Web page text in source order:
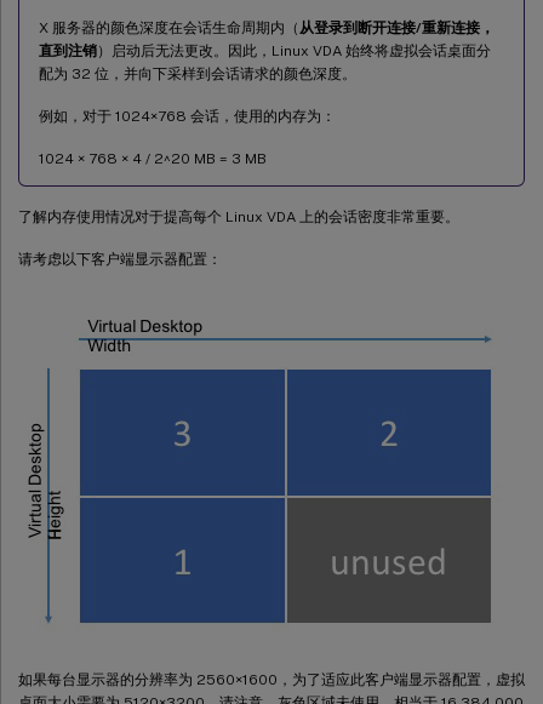
X 服务器的颜色深度在会话生命周期内（ 从登录到断开连接/重新连接，
直到注销）启动后无法更改。因此，Linux VDA 始终将虚拟会话桌面分
配为 32 位，并向下采样到会话请求的颜色深度。
例如，对于 1024×768 会话，使用的内存为：
1024 × 768 × 4 / 2^20 MB = 3 MB
了解内存使用情况对于提高每个 Linux VDA 上的会话密度非常重要。
请考虑以下客户端显示器配置：
如果每台显示器的分辨率为 2560×1600，为了适应此客户端显示器配置，虚拟